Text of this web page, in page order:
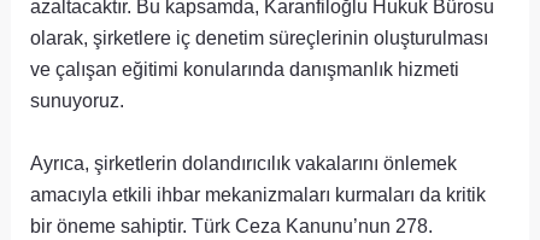
azaltacaktır. Bu kapsamda, Karanfiloğlu Hukuk Bürosu
olarak, şirketlere iç denetim süreçlerinin oluşturulması
ve çalışan eğitimi konularında danışmanlık hizmeti
sunuyoruz.
Ayrıca, şirketlerin dolandırıcılık vakalarını önlemek
amacıyla etkili ihbar mekanizmaları kurmaları da kritik
bir öneme sahiptir. Türk Ceza Kanunu’nun 278.